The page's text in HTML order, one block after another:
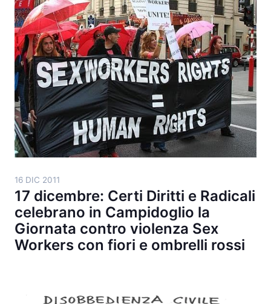
16 DIC 2011
17 dicembre: Certi Diritti e Radicali
celebrano in Campidoglio la
Giornata contro violenza Sex
Workers con fiori e ombrelli rossi